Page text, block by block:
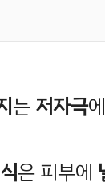
는저자극에
은 피부에